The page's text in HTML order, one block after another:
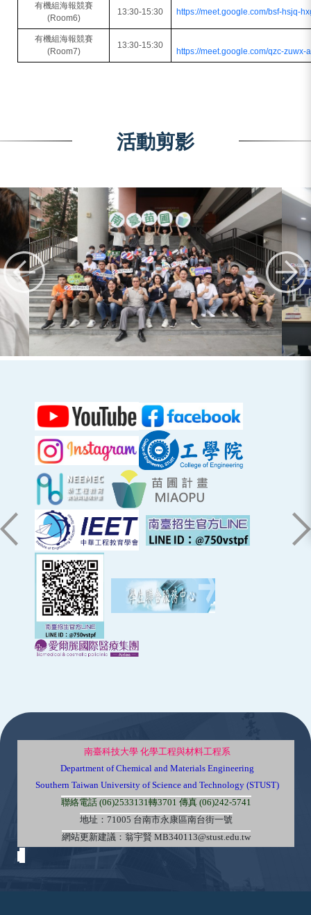
有機組海報競賽
(Room6)
13:30-15:30 https://meet.google.com/bsf-hsjq-
有機組海報競賽
(Room7)
13:30-15:30
https://meet.google.com/qzc-zuwx-
活動剪影
南臺科技大學 化學工程與材料工程系
Department of Chemical and Materials Engineering
Southern Taiwan University of Science and Technology (STUST)
聯絡電話 (06)2533131轉3701 傳真 (06)242-5741
地址：71005 台南市永康區南台街一號
網站更新建議：翁宇賢 MB340113@stust.edu.tw